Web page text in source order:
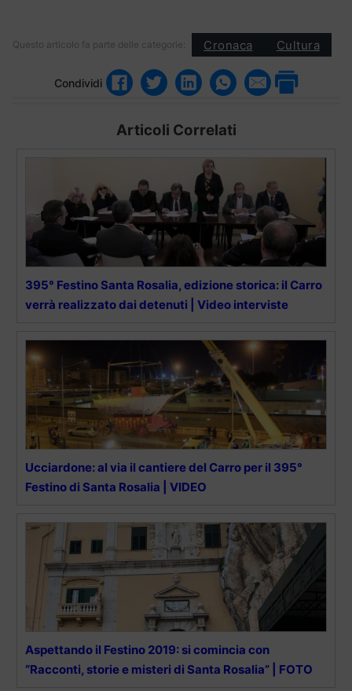
Questo articolo fa parte delle categorie: Cronaca Cultura
Condividi
Articoli Correlati
395° Festino Santa Rosalia, edizione storica: il Carro
verrà realizzato dai detenuti | Video interviste
Ucciardone: al via il cantiere del Carro per il 395°
Festino di Santa Rosalia | VIDEO
Aspettando il Festino 2019: si comincia con
“Racconti, storie e misteri di Santa Rosalia” | FOTO